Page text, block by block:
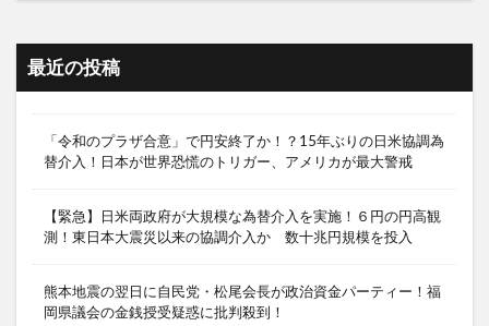
最近の投稿
「令和のプラザ合意」で円安終了か！？15年ぶりの日米協調為
替介入！日本が世界恐慌のトリガー、アメリカが最大警戒
【緊急】日米両政府が大規模な為替介入を実施！６円の円高観
測！東日本大震災以来の協調介入か 数十兆円規模を投入
熊本地震の翌日に自民党・松尾会長が政治資金パーティー！福
岡県議会の金銭授受疑惑に批判殺到！